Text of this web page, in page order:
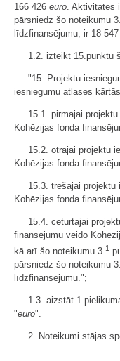
166 426 euro .
pārsniedz šo noteikumu
līdzfinansējumu, ir 18 547
1.2. izteikt 15.punktu
"15. Projektu
iesniegumu atlases
15.1. pirmajai
Kohēzijas fonda
15.2. otrajai projektu
Kohēzijas fonda
15.3. trešajai projektu
Kohēzijas fonda
15.4. ceturtajai
finansējumu veido
kā arī šo noteikumu 3. 1
pārsniedz šo noteikumu
līdzfinansējumu.";
1.3. aizstāt
"euro".
2. Noteikumi stājas